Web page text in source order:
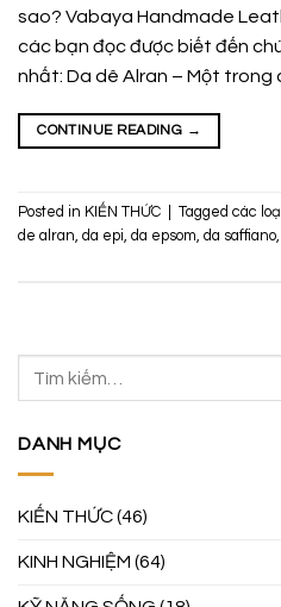
DANH MỤC
KIẾN THỨC(46)
KINH NGHIỆM (64)
sao? Vabaya Handmade
các bạn đọc được biết đến
nhất: Da dê Alran – Một trong
CONTINUE READING →
Posted in KIẾN THỨC Tagged các
de alran, da epi, da epsom, da saffiano,